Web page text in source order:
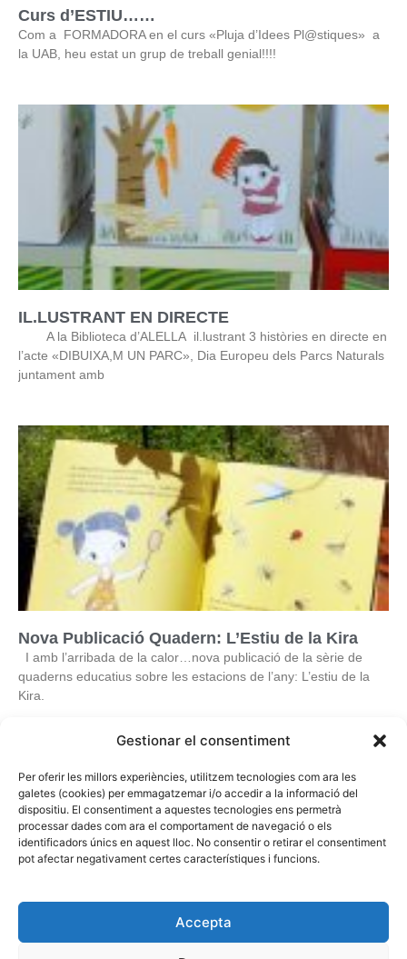
Gestionar el consentiment
Per oferir les millors experiències, utilitzem tecnologies com ara les
galetes (cookies) per emmagatzemar i/o accedir a la informació del
dispositiu. El consentiment a aquestes tecnologies ens permetrà
processar dades com ara el comportament de navegació o els
identificadors únics en aquest lloc. No consentir o retirar el consentiment
pot afectar negativament certes característiques i funcions.
Accepta
Curs d’ESTIU……
Com a FORMADORA en el curs «Pluja d’Idees Pl@stiques» a
la UAB, heu estat un grup de treball genial!!!!
IL.LUSTRANT EN DIRECTE
A la Biblioteca d’ALELLA il.lustrant 3 històries en directe en
l’acte «DIBUIXA,M UN PARC», Dia Europeu dels Parcs Naturals
juntament amb
Nova Publicació Quadern: L’Estiu de la Kira
I amb l’arribada de la calor…nova publicació de la sèrie de
quaderns educatius sobre les estacions de l’any: L’estiu de la
Kira.
SEGUEIX-ME